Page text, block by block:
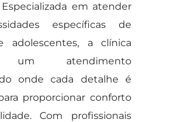
em atender
específicas de
adolescentes, a clínica
um atendimento
onde cada detalhe é
proporcionar conforto
Com profissionais